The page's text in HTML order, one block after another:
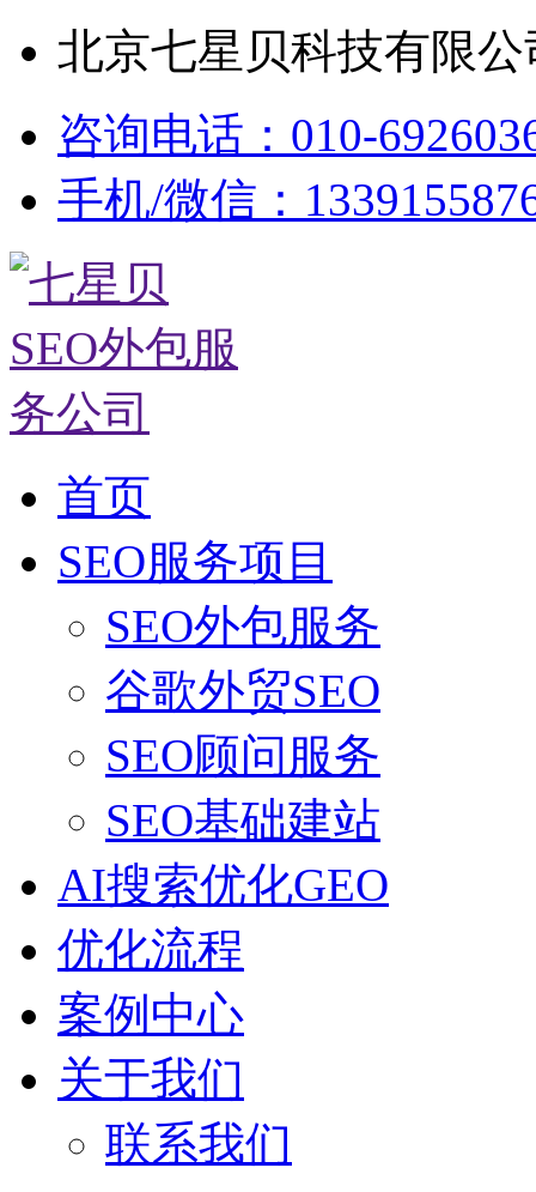
北京七星贝科技有限
咨询电话：010-
手机/微信：
首页
SEO服务项目
SEO外包服务
谷歌外贸SEO
SEO顾问服务
SEO基础建站
AI搜索优化GEO
优化流程
案例中心
关于我们
联系我们